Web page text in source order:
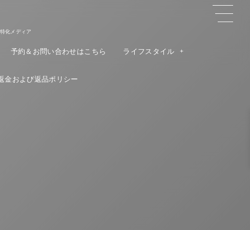
化メディア
予約＆お問い合わせはこちら ライフスタイル
金および返品ポリシー